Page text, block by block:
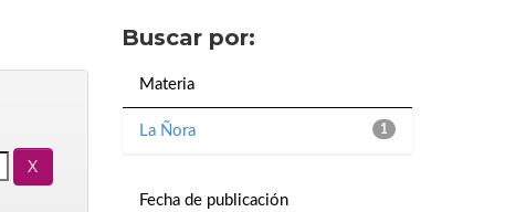
Buscar por:
Materia
1
La Ñora
Fecha de publicación